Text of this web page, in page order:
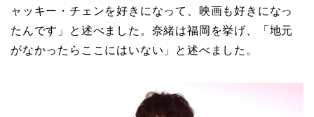
ャッキー・チェンを好きになって、映画も好きになっ
たんです」と述べました。奈緒は福岡を挙げ、「地元
がなかったらここにはいない」と述べました。